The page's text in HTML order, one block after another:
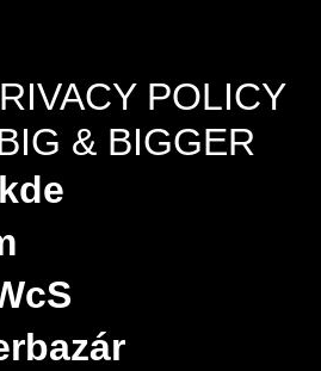
POLICY
& BIGGER